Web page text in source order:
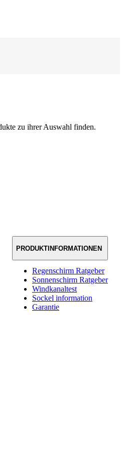
zu ihrer Auswahl finden.
PRODUKTINFORMATIONEN
Regenschirm Ratgeber
Sonnenschirm Ratgeber
Windkanaltest
Sockel information
Garantie